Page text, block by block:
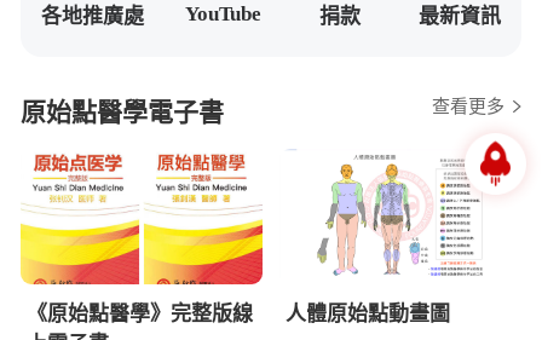
各地推廣處 YouTube 捐款 最新資訊
原始點醫學電子書 查看更多
《原始點醫學》完整版線
人體原始點動畫圖